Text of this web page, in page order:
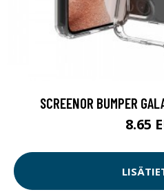
SCREENOR BUMPER
8.65